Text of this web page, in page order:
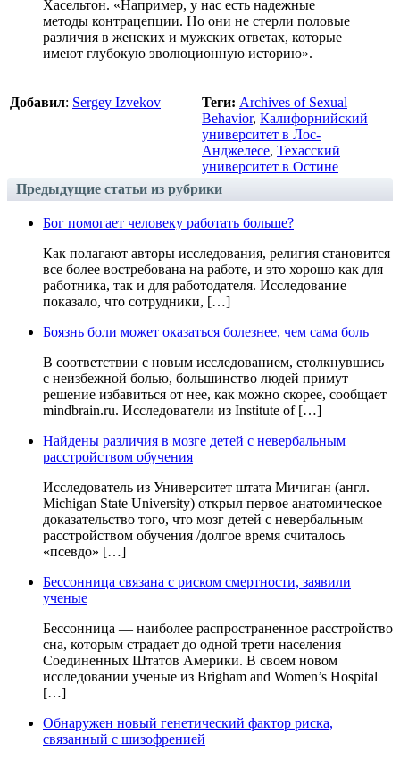
Хасельтон. «Например, у нас есть надежные
методы контрацепции. Но они не стерли половые
различия в женских и мужских ответах, которые
имеют глубокую эволюционную историю».
Добавил: Sergey Izvekov Теги: Archives of Sexual
Behavior, Калифорнийский
университет в Лос-
Анджелесе, Техасский
университет в Остине
Предыдущие статьи из рубрики
Бог помогает человеку работать больше?
Как полагают авторы исследования, религия становится
все более востребована на работе, и это хорошо как для
работника, так и для работодателя. Исследование
показало, что сотрудники, […]
Боязнь боли может оказаться болезнее, чем сама боль
В соответствии с новым исследованием, столкнувшись
с неизбежной болью, большинство людей примут
решение избавиться от нее, как можно скорее, сообщает
mindbrain.ru. Исследователи из Institute of […]
Найдены различия в мозге детей с невербальным
расстройством обучения
Исследователь из Университет штата Мичиган (англ.
Michigan State University) открыл первое анатомическое
доказательство того, что мозг детей с невербальным
расстройством обучения /долгое время считалось
«псевдо» […]
Бессонница связана с риском смертности, заявили
ученые
Бессонница — наиболее распространенное расстройство
сна, которым страдает до одной трети населения
Соединенных Штатов Америки. В своем новом
исследовании ученые из Brigham and Women’s Hospital
[…]
Обнаружен новый генетический фактор риска,
связанный с шизофренией